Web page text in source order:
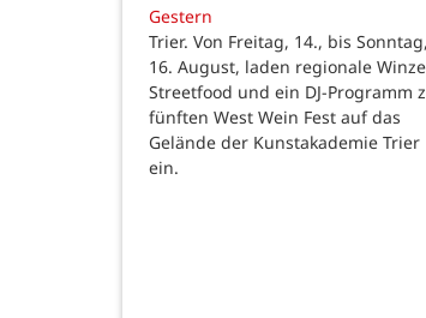
Gestern
Trier. Von Freitag, 14., bis Sonntag,
16. August, laden regionale
Streetfood und ein DJ-Programm
fünften West Wein Fest auf das
Gelände der Kunstakademie Trier
ein.